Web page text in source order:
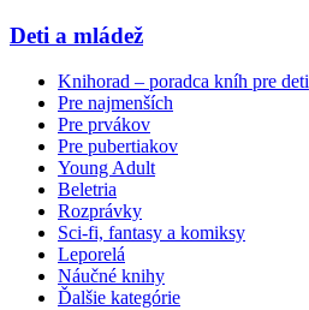
Deti a mládež
Knihorad – poradca kníh pre deti
Pre najmenších
Pre prvákov
Pre pubertiakov
Young Adult
Beletria
Rozprávky
Sci-fi, fantasy a komiksy
Leporelá
Náučné knihy
Ďalšie kategórie